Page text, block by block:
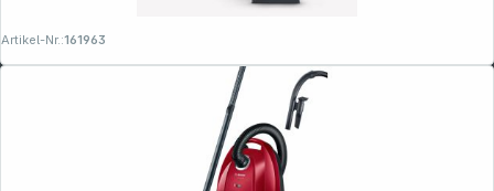
Artikel-Nr.:161963